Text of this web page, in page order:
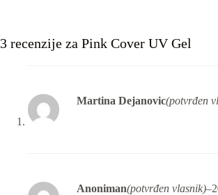
3 recenzije za Pink Cover UV Gel
Martina Dejanovic(potvrđen
Anoniman(potvrđen vlasnik)–